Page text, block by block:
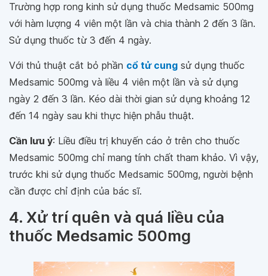
Trường hợp rong kinh sử dụng thuốc Medsamic 500mg
với hàm lượng 4 viên một lần và chia thành 2 đến 3 lần.
Sử dụng thuốc từ 3 đến 4 ngày.
Với thủ thuật cắt bỏ phần cổ tử cung sử dụng thuốc
Medsamic 500mg và liều 4 viên một lần và sử dụng
ngày 2 đến 3 lần. Kéo dài thời gian sử dụng khoảng 12
đến 14 ngày sau khi thực hiện phẫu thuật.
Cần lưu ý: Liều điều trị khuyến cáo ở trên cho thuốc
Medsamic 500mg chỉ mang tính chất tham khảo. Vì vậy,
trước khi sử dụng thuốc Medsamic 500mg, người bệnh
cần được chỉ định của bác sĩ.
4. Xử trí quên và quá liều của
thuốc Medsamic 500mg